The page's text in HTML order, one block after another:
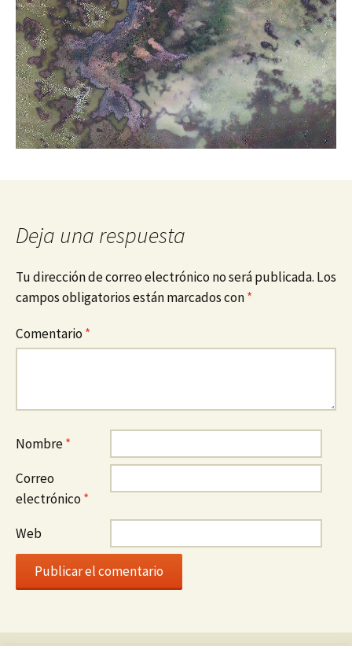
Deja una respuesta
Tu dirección de correo electrónico no será publicada. Los
campos obligatorios están marcados con*
Comentario*
Nombre*
Correo
electrónico*
Web